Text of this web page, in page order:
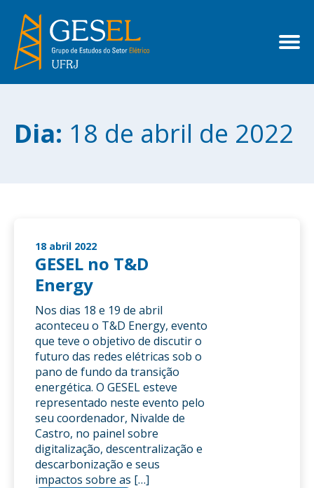
Dia: 18 de abril de 2022
18 abril 2022
GESEL no T&D
Energy
Nos dias 18 e 19 de abril
aconteceu o T&D Energy, evento
que teve o objetivo de discutir o
futuro das redes elétricas sob o
pano de fundo da transição
energética. O GESEL esteve
representado neste evento pelo
seu coordenador, Nivalde de
Castro, no painel sobre
digitalização, descentralização e
descarbonização e seus
impactos sobre as […]